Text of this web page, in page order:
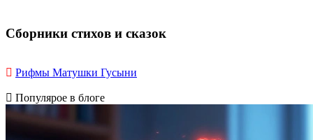
Сборники стихов и сказок
Рифмы Матушки Гусыни
Популярое в блоге